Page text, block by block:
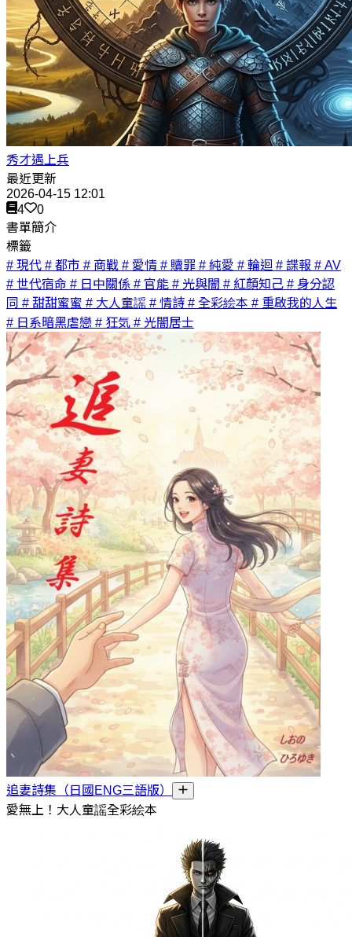
秀才遇上兵
最近更新
2026-04-15 12:01
4
0
書單簡介
標籤
# 現代 # 都市 # 商戰 # 愛情 # 贖罪 # 純愛 # 輪迴 # 諜報 # AV
# 世代宿命 # 日中關係 # 官能 # 光與闇 # 紅顏知己 # 身分認
同 # 甜甜蜜蜜 # 大人童謡 # 情詩 # 全彩絵本 # 重啟我的人生
# 日系暗黑虐戀 # 狂気 # 光闇居士
追妻詩集（日國ENG三語版）
愛無上！大人童謡全彩絵本